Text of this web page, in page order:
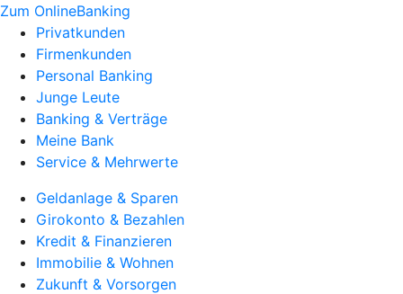
Zum OnlineBanking
Privatkunden
Firmenkunden
Personal Banking
Junge Leute
Banking & Verträge
Meine Bank
Service & Mehrwerte
Geldanlage & Sparen
Girokonto & Bezahlen
Kredit & Finanzieren
Immobilie & Wohnen
Zukunft & Vorsorgen